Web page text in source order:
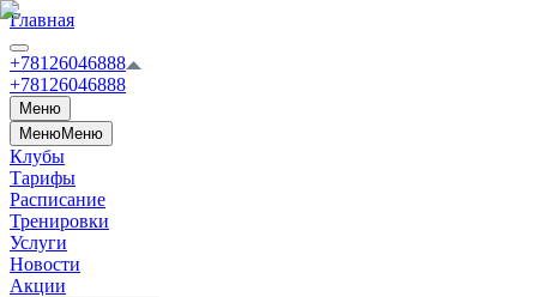
Главная
+78126046888
+78126046888
Меню
МенюМеню
Клубы
Тарифы
Расписание
Тренировки
Услуги
Новости
Акции